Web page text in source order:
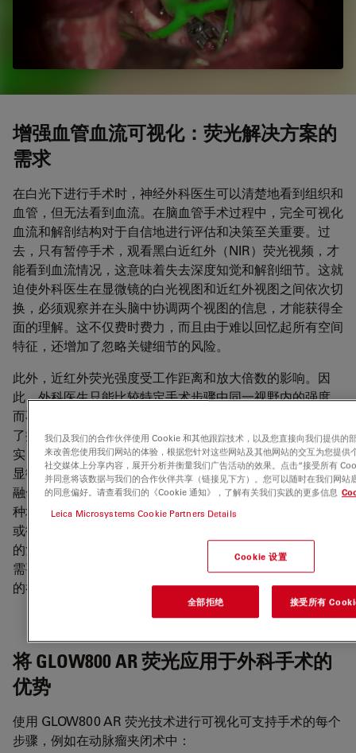
增强血管血流可视化：荧光解决方案的
需求
在白光下进行手术时，神经外科医生可以清楚地看到组织和
血管，但无法看到血流。在脑血管手术过程中，完全可视化
血流和解剖结构对于自信地进行评估和决策至关重要。过
去，只有暂停手术，观看黑白近红外（NIR）荧光视频，才
能看到血流情况，这意味着失去深度知觉和解剖细节。这就
迫使外科医生在显微镜的白光视图和近红外视图之间依次切
换，必须观察并在头脑中协调两个视图的信息，才能获得全
面的理解。这不仅费时费力，而且由于难以回忆起所有空间
特征，还增加了忽略关键细节的风险。
此外，近红外荧光强度受工作距离和放大倍数的影响。因
此，外科医生只能比较特定手术步骤中同一视野内的强度，
而不能比较不同步骤之间的强度，这就给实时比较分析带来
了挑战。Leica Microsystems 通过 GLOW800 3D 增强现
实 (AR) 技术克服了这些挑战。GLOW800 将自然彩色白光
显微镜视图与数字增强型血流可视化（以伪彩色突出显示）
融合在一个增强型实时视图中，直接解决了上述局限性。这
种增强现实解决方案可让外科医生通过大型 3D 4K 显示器
或徕卡 3D 头戴显示器 MyVeo 实时观察血管、组织和血流
的复杂细节，同时获得 3D 深度感知。这消除了心理重建的
需要，提供了对手术区域的无缝和全面了解，有助于在关键
的神经血管手术中提高手术的精确度和效率。
将 GLOW800 AR 荧光应用于外科手术的
优势
使用 GLOW800 AR 荧光技术进行可视化可支持手术的每个
步骤，例如在动脉瘤夹闭术中：
我们及我们的合作伙伴使用 Cookie 和其他跟踪技术，以及您直接向我们提供的
来改善您使用我们网站的体验，根据您针对这些网站及其他网站的交互为您提供
社交媒体上分享内容，展开分析并衡量我们广告活动的效果。点击“接受所有
并同意将该数据与我们的合作伙伴共享（链接见下方）。您可以随时在我们网
的同意偏好。请查看我们的《Cookie 通知》，了解有关我们实践的更多信息
Leica Microsystems Cookie Partners Details
Cookie 设置
全部拒绝 接受所有